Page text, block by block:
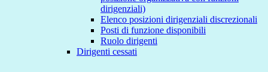
dirigenziali)
Elenco posizioni dirigenziali discrezionali
Posti di funzione disponibili
Ruolo dirigenti
Dirigenti cessati